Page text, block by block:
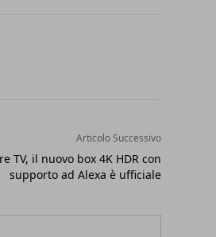
Articolo Successivo
TV, il nuovo box 4K HDR con
supporto ad Alexa è ufficiale